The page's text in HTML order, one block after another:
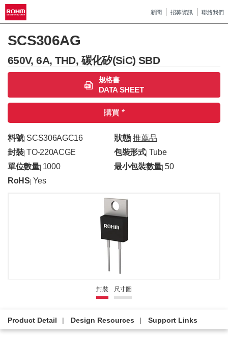
新聞 招募資訊 聯絡我們
SCS306AG
650V, 6A, THD, 碳化矽(SiC) SBD
規格書
DATA SHEET
購買 *
料號| SCS306AGC16 狀態|推薦品
封裝| TO-220ACGE 包裝形式| Tube
單位數量| 1000 最小包裝數量 |50
RoHS Yes
封裝 尺寸圖
Product Detail Design Resources Support Links